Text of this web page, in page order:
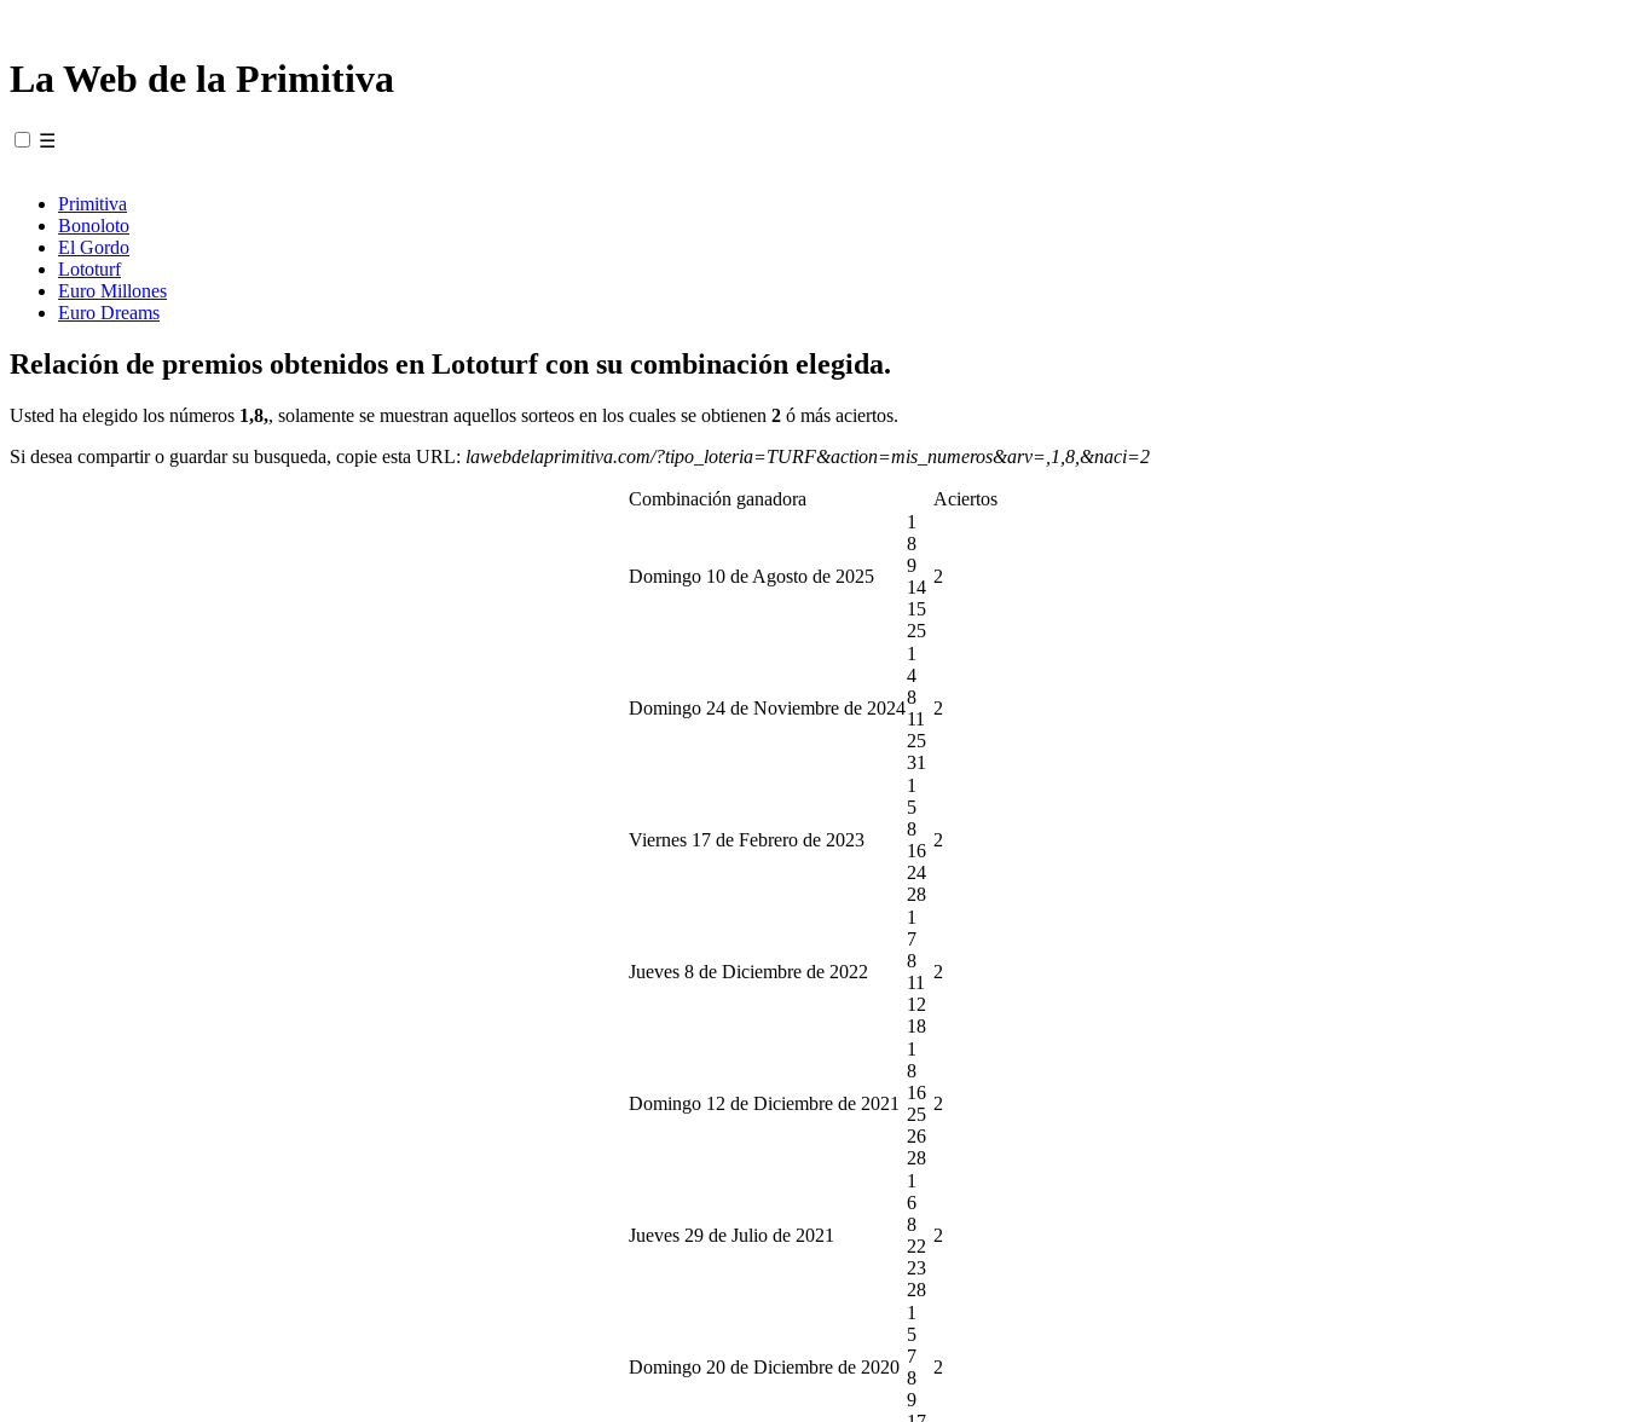
La Web de la Primitiva
☰
Primitiva
Bonoloto
El Gordo
Lototurf
Euro Millones
Euro Dreams
Relación de premios obtenidos en Lototurf con su combinación elegida.
Usted ha elegido los números 1,8,, solamente se muestran aquellos sorteos en los cuales se obtienen 2 ó más aciertos.
Si desea compartir o guardar su busqueda, copie esta URL: lawebdelaprimitiva.com/?tipo_loteria=TURF&action=mis_numeros&arv=,1,8,&naci=2
Combinación ganadora Aciertos
Domingo 10 de Agosto de 2025
1
8
9
14
15
25
2
Domingo 24 de Noviembre de 2024
1
4
8
11
25
31
2
Viernes 17 de Febrero de 2023
1
5
8
16
24
28
2
Jueves 8 de Diciembre de 2022
1
7
8
11
12
18
2
Domingo 12 de Diciembre de 2021
1
8
16
25
26
28
2
Jueves 29 de Julio de 2021
1
6
8
22
23
28
2
Domingo 20 de Diciembre de 2020
1
5
7
8
9
2